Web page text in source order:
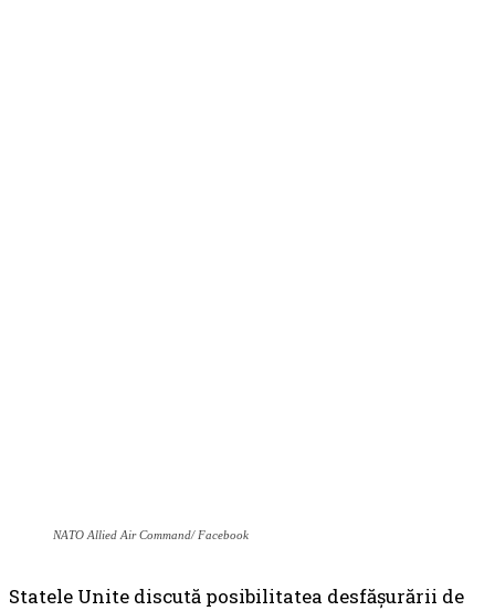
NATO Allied Air Command/ Facebook
Statele Unite discută posibilitatea desfășurării de